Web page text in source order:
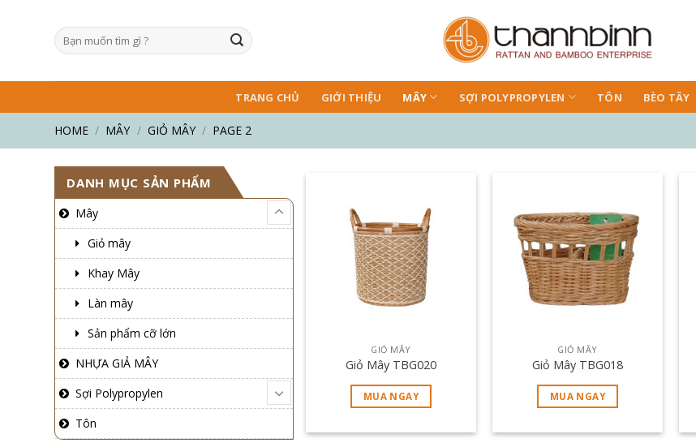
Search
for:
TRANG CHỦ GIỚI THIỆU MÂY SỢI POLYPROPYLEN TÔN BÈO TÂY
HOME / MÂY / GIỎ MÂY / PAGE 2
DANH MỤC SẢN PHẨM
Mây
Giỏ mây
Khay Mây
Làn mây
Sản phẩm cỡ lớn
NHỰA GIẢ MÂY
Sợi Polypropylen
Tôn
GIỎ MÂY
Giỏ Mây TBG020
MUA NGAY
GIỎ MÂY
Giỏ Mây TBG018
MUA NGAY